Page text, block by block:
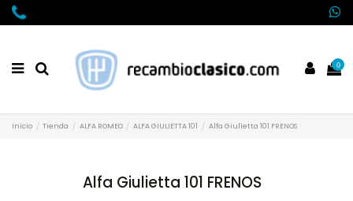
0
Inicio Tienda ALFA ROMEO ALFA GIULIETTA 101 Alfa Giulietta 101 FRENOS
Alfa Giulietta 101 FRENOS